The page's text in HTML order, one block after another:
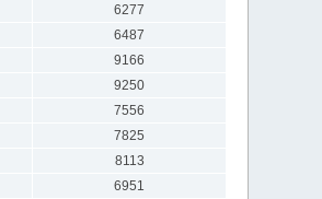
6277
6487
9166
9250
7556
7825
8113
6951